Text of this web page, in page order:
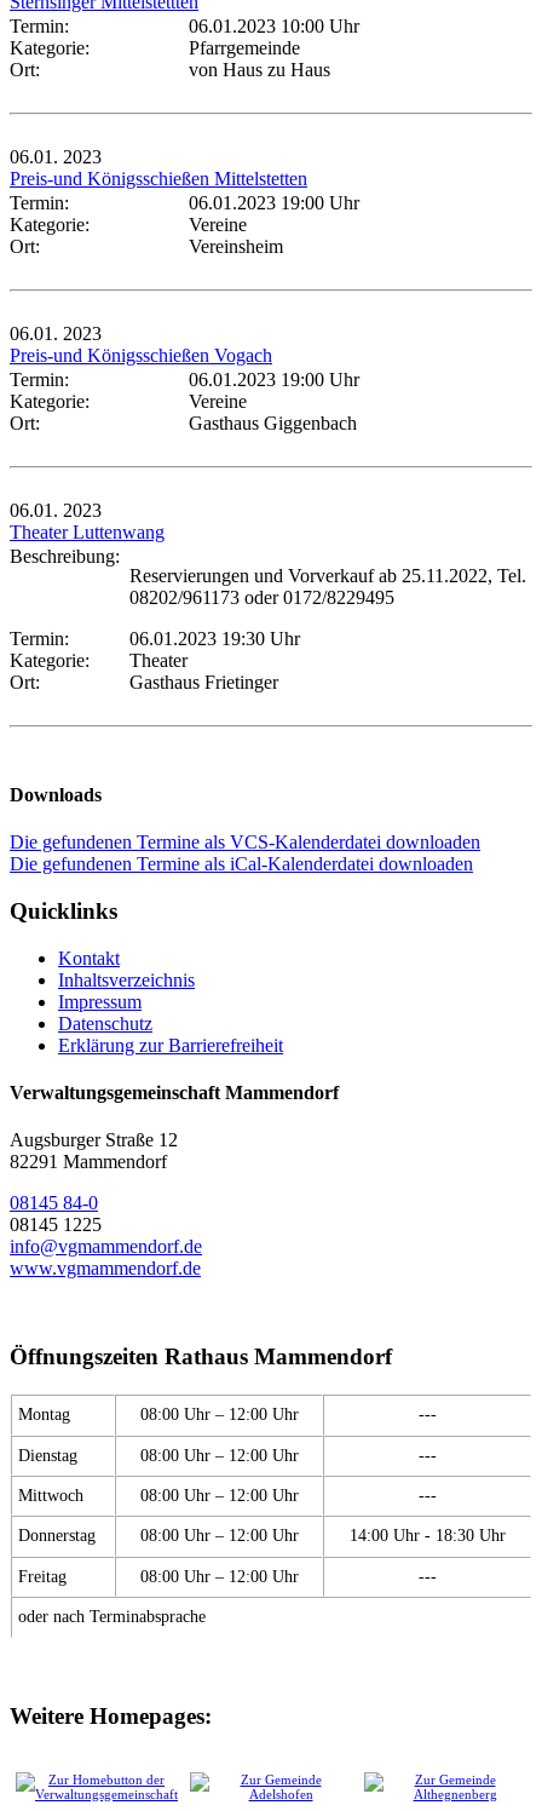
Termin:
06.01.2023 10:00 Uhr
Kategorie:
Pfarrgemeinde
Ort:
von Haus zu Haus
06.01. 2023
Preis-und Königsschießen Mittelstetten
Termin:
06.01.2023 19:00 Uhr
Kategorie:
Vereine
Ort:
Vereinsheim
06.01. 2023
Preis-und Königsschießen Vogach
Termin:
06.01.2023 19:00 Uhr
Kategorie:
Vereine
Ort:
Gasthaus Giggenbach
06.01. 2023
Theater Luttenwang
Beschreibung:
Reservierungen und Vorverkauf ab 25.11.2022, Tel.
08202/961173 oder 0172/8229495
Termin:
06.01.2023 19:30 Uhr
Kategorie:
Theater
Ort:
Gasthaus Frietinger
Downloads
Die gefundenen Termine als VCS-Kalenderdatei downloaden
Die gefundenen Termine als iCal-Kalenderdatei downloaden
Quicklinks
Kontakt
Inhaltsverzeichnis
Impressum
Datenschutz
Erklärung zur Barrierefreiheit
Verwaltungsgemeinschaft Mammendorf
Augsburger Straße 12
82291 Mammendorf
08145 84-0
08145 1225
info@vgmammendorf.de
www.vgmammendorf.de
Öffnungszeiten Rathaus Mammendorf
Montag 08:00 Uhr – 12:00 Uhr ---
Dienstag 08:00 Uhr – 12:00 Uhr ---
Mittwoch 08:00 Uhr – 12:00 Uhr ---
Donnerstag 08:00 Uhr – 12:00 Uhr 14:00 Uhr - 18:30 Uhr
Freitag 08:00 Uhr – 12:00 Uhr ---
oder nach Terminabsprache
Weitere Homepages: